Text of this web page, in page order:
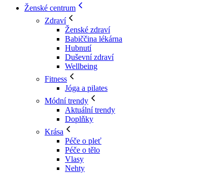
Ženské centrum
Zdraví
Ženské zdraví
Babiččina lékárna
Hubnutí
Duševní zdraví
Wellbeing
Fitness
Jóga a pilates
Módní trendy
Aktuální trendy
Doplňky
Krása
Péče o pleť
Péče o tělo
Vlasy
Nehty